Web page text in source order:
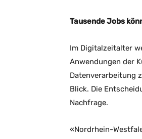
Tausende Jobs
Im Digitalzeitalter
Anwendungen der
Datenverarbeitung
Blick. Die
Nachfrage.
«Nordrhein-